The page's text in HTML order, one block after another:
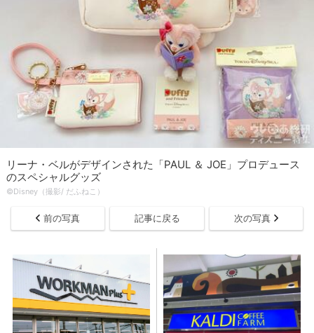
リーナ・ベルがデザインされた「PAUL ＆ JOE」プロデュース
のスペシャルグッズ
©Disney（撮影/ だふねこ）
前の写真 記事に戻る 次の写真